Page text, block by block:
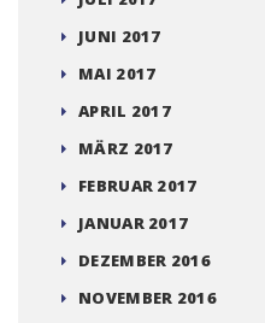
JUNI 2017
MAI 2017
APRIL 2017
MÄRZ 2017
FEBRUAR 2017
JANUAR 2017
DEZEMBER 2016
NOVEMBER 2016